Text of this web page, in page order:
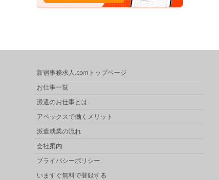
新宿事務求人.comトップページ
お仕事一覧
派遣のお仕事とは
アペックスで働くメリット
派遣就業の流れ
会社案内
プライバシーポリシー
いますぐ無料で登録する